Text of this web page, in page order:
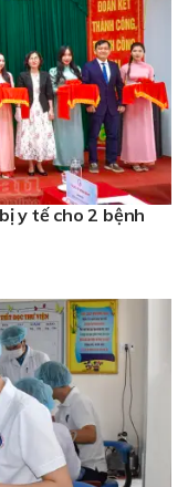
y tế cho 2 bệnh